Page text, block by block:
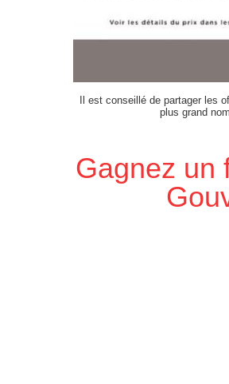
Il est conseillé de partager les
plus grand
Gagnez un